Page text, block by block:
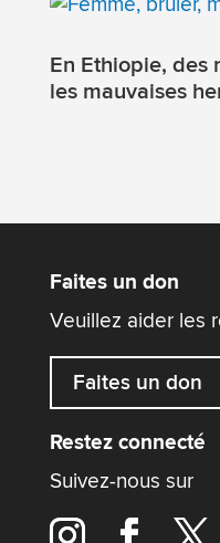
En Ethiopie, des
les mauvaises
Faites un don
Veuillez aider les
Faites un don
Restez connecté
Suivez-nous sur